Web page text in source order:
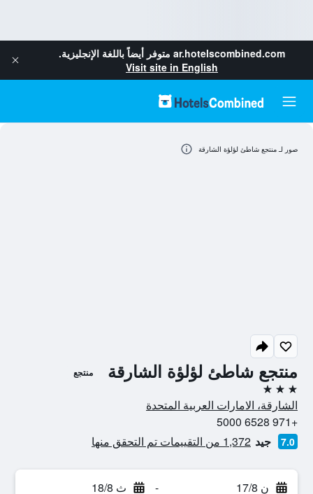
ar.hotelscombined.com متوفر أيضاً باللغة الإنجليزية.
Visit site in English
منتجع شاطئ لؤلؤة الشارقة منتجع
3 نجوم
الشارقة، الامارات العربية المتحدة
+971 6528 5000
7.0 جيد 1,372 من التقييمات تم التحقق منها
ن 17/8 - ث 18/8
صور لـ منتجع شاطئ لؤلؤة الشارقة